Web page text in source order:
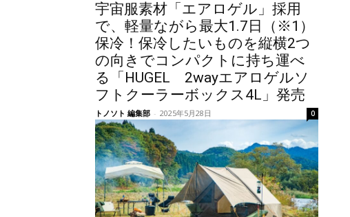
宇宙服素材「エアロゲル」採用
で、軽量ながら最大1.7日（※1）
保冷！保冷したいものを縦横2つ
の向きでコンパクトに持ち運べ
る「HUGEL 2wayエアロゲルソ
フトクーラーボックス4L」発売
トノソト 編集部 - 2025年5月28日 0